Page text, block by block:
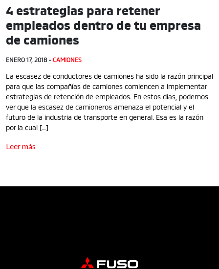
4 estrategias para retener
empleados dentro de tu empresa
de camiones
ENERO 17, 2018 - CAMIONES
La escasez de conductores de camiones ha sido la razón principal
para que las compañías de camiones comiencen a implementar
estrategias de retención de empleados. En estos días, podemos
ver que la escasez de camioneros amenaza el potencial y el
futuro de la industria de transporte en general. Esa es la razón
por la cual […]
Leer más